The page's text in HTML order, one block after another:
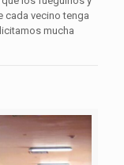
cada vecino tenga
mucha